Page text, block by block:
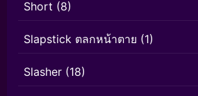
Short (8)
Slapstick ตลกหน้าตาย (1)
Slasher (18)